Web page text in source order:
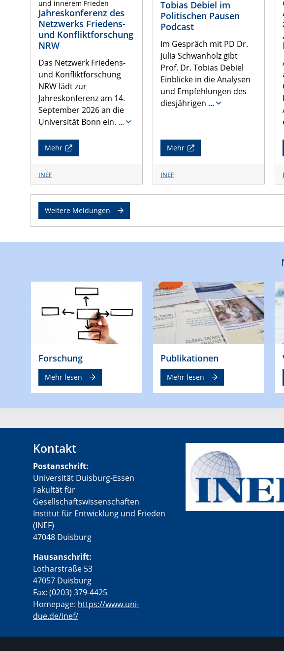
und innerem Frieden
Jahreskonferenz des
Netzwerks Friedens-
und Konfliktforschung
NRW
Das Netzwerk Friedens-
und Konfliktforschung
NRW lädt zur
Jahreskonferenz am 14.
September 2026 an die
Universität Bonn ein. ...
Mehr
INEF
Tobias Debiel im
Politischen Pausen
Podcast
Im Gespräch mit PD Dr.
Julia Schwanholz gibt
Prof. Dr. Tobias Debiel
Einblicke in die Analysen
und Empfehlungen des
diesjährigen ...
Mehr
INEF
Weitere Meldungen
Forschung
Mehr lesen
Publikationen
Mehr lesen
Kontakt
Postanschrift:
Universität Duisburg-Essen
Fakultät für
Gesellschaftswissenschaften
Institut für Entwicklung und Frieden
(INEF)
47048 Duisburg
Hausanschrift:
Lotharstraße 53
47057 Duisburg
Fax: (0203) 379-4425
Homepage: https://www.uni-
due.de/inef/